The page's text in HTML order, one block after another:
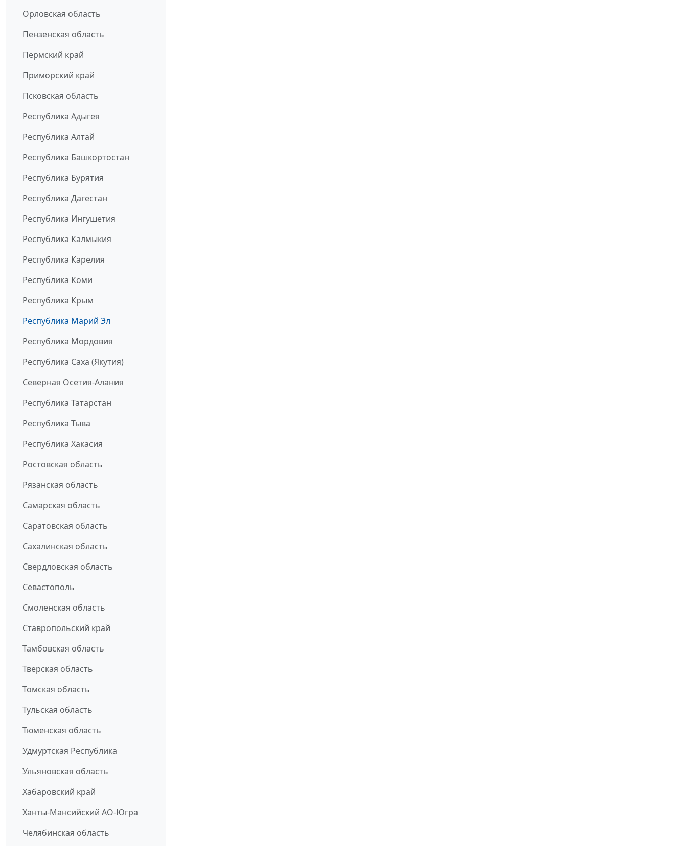
Орловская область
Пензенская область
Пермский край
Приморский край
Псковская область
Республика Адыгея
Республика Алтай
Республика Башкортостан
Республика Бурятия
Республика Дагестан
Республика Ингушетия
Республика Калмыкия
Республика Карелия
Республика Коми
Республика Крым
Республика Марий Эл
Республика Мордовия
Республика Саха (Якутия)
Северная Осетия-Алания
Республика Татарстан
Республика Тыва
Республика Хакасия
Ростовская область
Рязанская область
Самарская область
Саратовская область
Сахалинская область
Свердловская область
Севастополь
Смоленская область
Ставропольский край
Тамбовская область
Тверская область
Томская область
Тульская область
Тюменская область
Удмуртская Республика
Ульяновская область
Хабаровский край
Ханты-Мансийский АО-Югра
Челябинская область